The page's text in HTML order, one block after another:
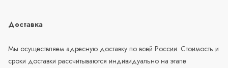
Доставка
Мы осуществляем адресную доставку по всей России. Стоимость и
сроки доставки рассчитываются индивидуально на этапе